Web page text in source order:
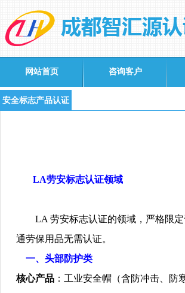
网站首页 咨询客户
安全标志产品认证
LA劳安标志认证领域
LA 劳安标志认证的领域，严格限
通劳保用品无需认证。
一、头部防护类
核心产品 ：工业安全帽（含防冲击、防